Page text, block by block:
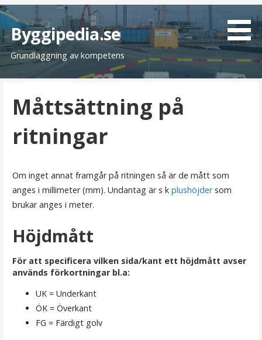
H
o
p
p
Byggipedia.se
Grundläggning av kompetens
Måttsättning på
ritningar
Om inget annat framgår på ritningen så är de mått som
anges i millimeter (mm). Undantag är s k plushöjdersom
brukar anges i meter.
Höjdmått
För att specificera vilken sida/kant ett höjdmått avser
används förkortningar bl.a:
UK = Underkant
ÖK = Överkant
FG = Färdigt golv